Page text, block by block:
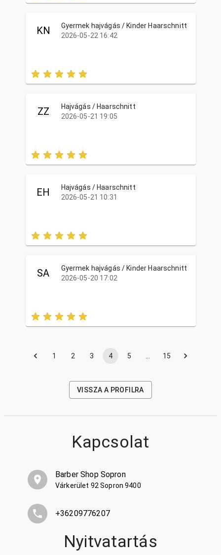
KN
Gyermek hajvágás / Kinder Haarschnitt
2026-05-22 16:42
ZZ
Hajvágás / Haarschnitt
2026-05-21 19:05
EH
Hajvágás / Haarschnitt
2026-05-21 10:31
SA
Gyermek hajvágás / Kinder Haarschnitt
2026-05-20 17:02
1 2 3 4 5 … 15
VISSZA A PROFILRA
Kapcsolat
Barber Shop Sopron
Várkerület 92 Sopron 9400
+36209776207
Nyitvatartás